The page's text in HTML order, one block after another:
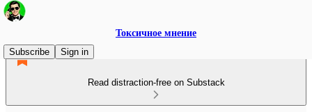
Токсичное мнение
Subscribe
Sign in
Read distraction-free on Substack